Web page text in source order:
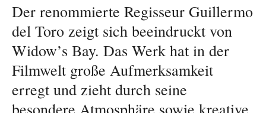
Der renommierte Regisseur Guillermo
del Toro zeigt sich beeindruckt von
Widow’s Bay. Das Werk hat in der
Filmwelt große Aufmerksamkeit
erregt und zieht durch seine
besondere Atmosphäre sowie kreative